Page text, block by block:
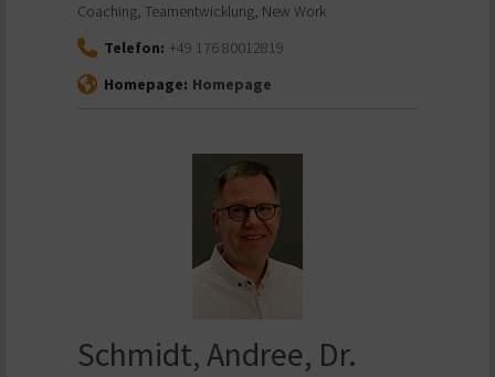
Coaching, Teamentwicklung, New Work
Telefon: +49 176 80012819
Homepage: Homepage
Schmidt, Andree, Dr.